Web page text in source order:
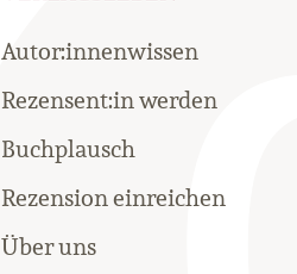
Autor:innenwissen
Rezensent:in werden
Buchplausch
Rezension einreichen
Über uns